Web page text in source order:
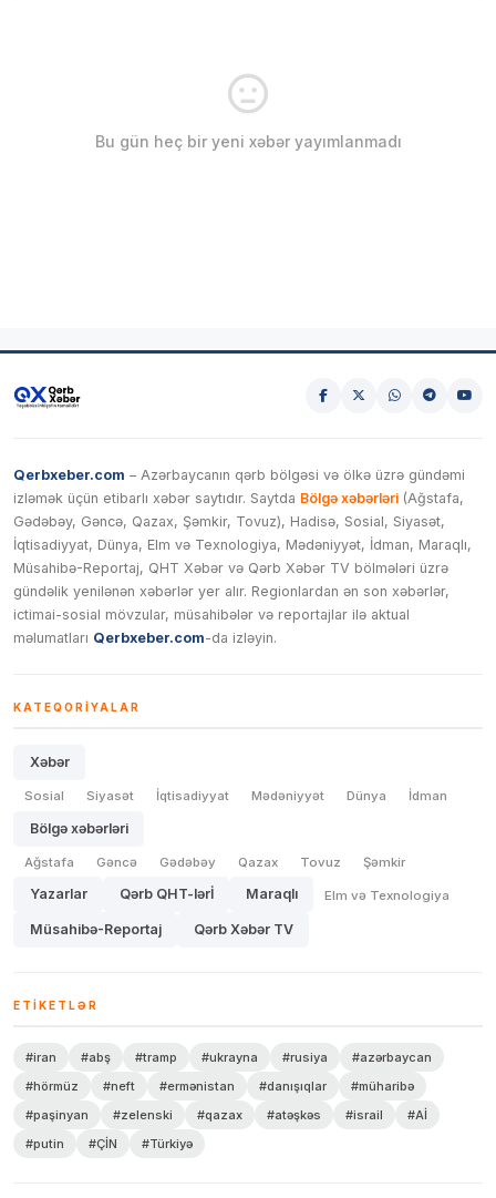
Bu gün heç bir yeni xəbər yayımlanmadı
Qerbxeber.com – Azərbaycanın qərb bölgəsi və ölkə üzrə gündəmi
izləmək üçün etibarlı xəbər saytıdır. Saytda Bölgə xəbərləri (Ağstafa,
Gədəbəy, Gəncə, Qazax, Şəmkir, Tovuz), Hadisə, Sosial, Siyasət,
İqtisadiyyat, Dünya, Elm və Texnologiya, Mədəniyyət, İdman, Maraqlı,
Müsahibə-Reportaj, QHT Xəbər və Qərb Xəbər TV bölmələri üzrə
gündəlik yenilənən xəbərlər yer alır. Regionlardan ən son xəbərlər,
ictimai-sosial mövzular, müsahibələr və reportajlar ilə aktual
məlumatları Qerbxeber.com-da izləyin.
KATEQORIYALAR
Xəbər
Sosial Siyasət İqtisadiyyat Mədəniyyət Dünya İdman
Bölgə xəbərləri
Ağstafa Gəncə Gədəbəy Qazax Tovuz Şəmkir
Yazarlar Qərb QHT-lərİ Maraqlı Elm və Texnologiya
Müsahibə-Reportaj Qərb Xəbər TV
ETIKETLƏR
#iran #abş #tramp #ukrayna #rusiya
#azərbaycan
#hörmüz
#neft #ermənistan #danışıqlar
#müharibə
#paşinyan
#zelenski #qazax #atəşkəs #israil
#Aİ
#putin
#ÇİN #Türkiyə